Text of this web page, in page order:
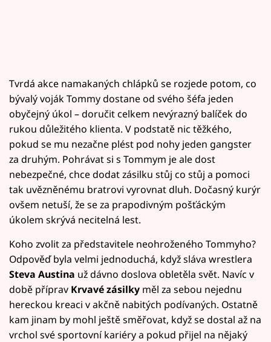
Tvrdá akce namakaných chlápků se rozjede potom, co
bývalý voják Tommy dostane od svého šéfa jeden
obyčejný úkol – doručit celkem nevýrazný balíček do
rukou důležitého klienta. V podstatě nic těžkého,
pokud se mu nezačne plést pod nohy jeden gangster
za druhým. Pohrávat si s Tommym je ale dost
nebezpečné, chce dodat zásilku stůj co stůj a pomoci
tak uvězněnému bratrovi vyrovnat dluh. Dočasný kurýr
ovšem netuší, že se za prapodivným pošťáckým
úkolem skrývá necitelná lest.
Koho zvolit za představitele neohroženého Tommyho?
Odpověď byla velmi jednoduchá, když sláva wrestlera
Steva Austina už dávno doslova obletěla svět. Navíc v
době příprav Krvavé zásilky měl za sebou nejednu
hereckou kreaci v akčně nabitých podívaných. Ostatně
kam jinam by mohl ještě směřovat, když se dostal až na
vrchol své sportovní kariéry a pokud přijel na nějaký